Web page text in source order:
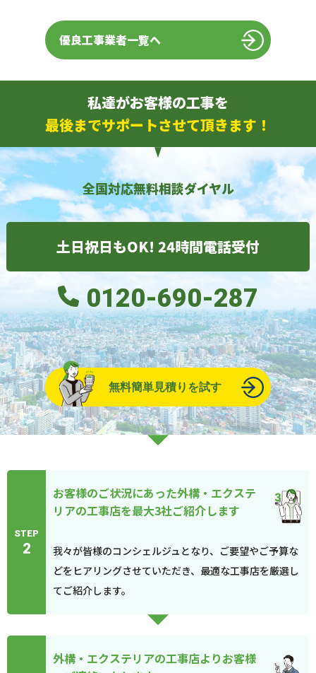
優良工事業者一覧へ
私達がお客様の工事を
最後までサポートさせて頂きます！
全国対応無料相談ダイヤル
土日祝日もOK! 24時間電話受付
0120-690-287
無料簡単見積りを試す
STEP
2
お客様のご状況にあった外構・エクステ
リアの工事店を最大3社ご紹介します
我々が皆様のコンシェルジュとなり、ご要望やご予算な
どをヒアリングさせていただき、最適な工事店を厳選し
てご紹介します。
外構・エクステリアの工事店よりお客様